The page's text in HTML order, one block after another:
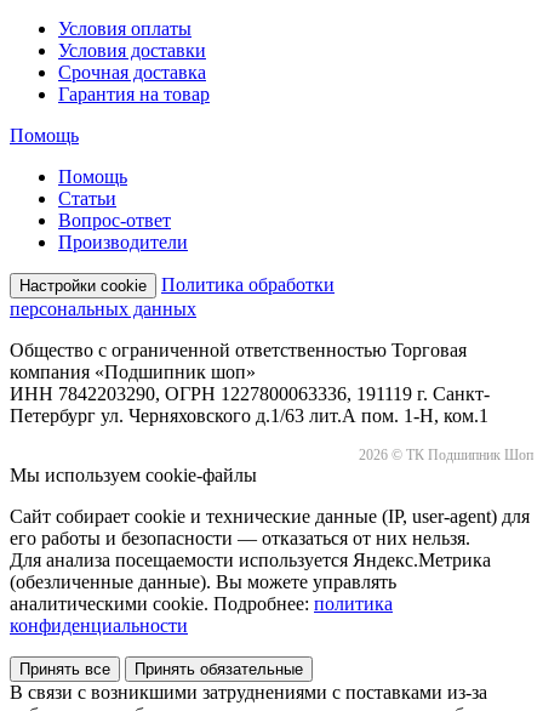
Условия оплаты
Условия доставки
Срочная доставка
Гарантия на товар
Помощь
Помощь
Статьи
Вопрос-ответ
Производители
Настройки cookie
Политика обработки
персональных данных
Общество с ограниченной ответственностью Торговая
компания «Подшипник шоп»
ИНН 7842203290, ОГРН 1227800063336, 191119 г. Санкт-
Петербург ул. Черняховского д.1/63 лит.А пом. 1-Н, ком.1
2026 © ТК Подшипник Шоп
Мы используем cookie-файлы
Сайт собирает cookie и технические данные (IP, user-agent) для
его работы и безопасности — отказаться от них нельзя.
Для анализа посещаемости используется Яндекс.Метрика
(обезличенные данные). Вы можете управлять
аналитическими cookie. Подробнее: политика
конфиденциальности
Принять все Принять обязательные
В связи с возникшими затруднениями с поставками из-за